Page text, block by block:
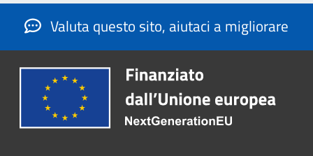
Valuta questo sito, aiutaci a migliorare